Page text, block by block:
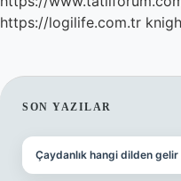
https://logilife.com.tr
SIDEBAR
SON YAZILAR
Çaydanlık hangi dilden gelir